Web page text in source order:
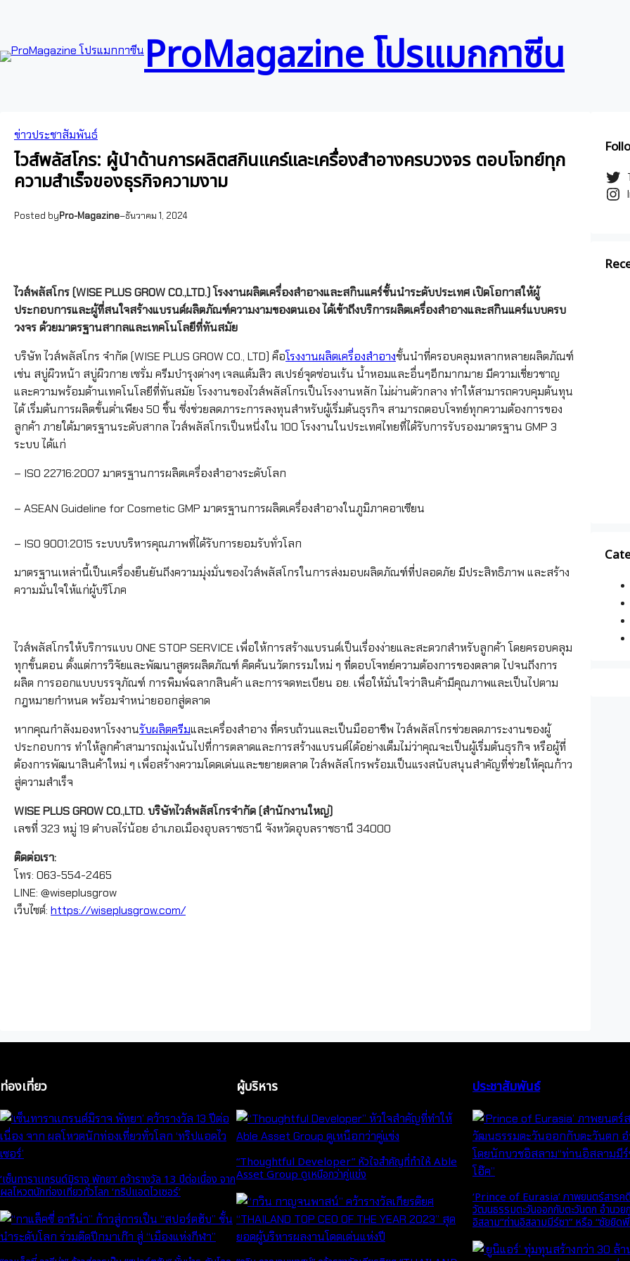
เนื้อหา
content
ProMagazine โปรแมกกาซีน
ข่าวประชาสัมพันธ์
ไวส์พลัสโกร: ผู้นำด้านการผลิตสกินแคร์และเครื่องสำอางครบวงจร ตอบโจทย์ทุก
ความสำเร็จของธุรกิจความงาม
Posted byPro-Magazine–ธันวาคม 1, 2024
ไวส์พลัสโกร (WISE PLUS GROW CO.,LTD.) โรงงานผลิตเครื่องสำอางและสกินแคร์ชั้นนำระดับประเทศ เปิดโอกาสให้ผู้
ประกอบการและผู้ที่สนใจสร้างแบรนด์ผลิตภัณฑ์ความงามของตนเอง ได้เข้าถึงบริการผลิตเครื่องสำอางและสกินแคร์แบบครบ
วงจร ด้วยมาตรฐานสากลและเทคโนโลยีที่ทันสมัย
บริษัท ไวส์พลัสโกร จำกัด (WISE PLUS GROW CO., LTD) คือโรงงานผลิตเครื่องสำอางชั้นนำที่ครอบคลุมหลากหลายผลิตภัณฑ์
เช่น สบู่ผิวหน้า สบู่ผิวกาย เซรั่ม ครีมบำรุงต่างๆ เจลแต้มสิว สเปรย์จุดซ่อนเร้น น้ำหอมและอื่นๆอีกมากมาย มีความเชี่ยวชาญ
และความพร้อมด้านเทคโนโลยีที่ทันสมัย โรงงานของไวส์พลัสโกรเป็นโรงงานหลัก ไม่ผ่านตัวกลาง ทำให้สามารถควบคุมต้นทุน
ได้ เริ่มต้นการผลิตขั้นต่ำเพียง 50 ชิ้น ซึ่งช่วยลดภาระการลงทุนสำหรับผู้เริ่มต้นธุรกิจ สามารถตอบโจทย์ทุกความต้องการของ
ลูกค้า ภายใต้มาตรฐานระดับสากล ไวส์พลัสโกรเป็นหนึ่งใน 100 โรงงานในประเทศไทยที่ได้รับการรับรองมาตรฐาน GMP 3
ระบบ ได้แก่
– ISO 22716:2007 มาตรฐานการผลิตเครื่องสำอางระดับโลก
– ASEAN Guideline for Cosmetic GMP มาตรฐานการผลิตเครื่องสำอางในภูมิภาคอาเซียน
– ISO 9001:2015 ระบบบริหารคุณภาพที่ได้รับการยอมรับทั่วโลก
มาตรฐานเหล่านี้เป็นเครื่องยืนยันถึงความมุ่งมั่นของไวส์พลัสโกรในการส่งมอบผลิตภัณฑ์ที่ปลอดภัย มีประสิทธิภาพ และสร้าง
ความมั่นใจให้แก่ผู้บริโภค
ไวส์พลัสโกรให้บริการแบบ ONE STOP SERVICE เพื่อให้การสร้างแบรนด์เป็นเรื่องง่ายและสะดวกสำหรับลูกค้า โดยครอบคลุม
ทุกขั้นตอน ตั้งแต่การวิจัยและพัฒนาสูตรผลิตภัณฑ์ คิดค้นนวัตกรรมใหม่ ๆ ที่ตอบโจทย์ความต้องการของตลาด ไปจนถึงการ
ผลิต การออกแบบบรรจุภัณฑ์ การพิมพ์ฉลากสินค้า และการจดทะเบียน อย. เพื่อให้มั่นใจว่าสินค้ามีคุณภาพและเป็นไปตาม
กฎหมายกำหนด พร้อมจำหน่ายออกสู่ตลาด
หากคุณกำลังมองหาโรงงานรับผลิตครีมและเครื่องสำอาง ที่ครบถ้วนและเป็นมืออาชีพ ไวส์พลัสโกรช่วยลดภาระงานของผู้
ประกอบการ ทำให้ลูกค้าสามารถมุ่งเน้นไปที่การตลาดและการสร้างแบรนด์ได้อย่างเต็มไม่ว่าคุณจะเป็นผู้เริ่มต้นธุรกิจ หรือผู้ที่
ต้องการพัฒนาสินค้าใหม่ ๆ เพื่อสร้างความโดดเด่นและขยายตลาด ไวส์พลัสโกรพร้อมเป็นแรงสนับสนุนสำคัญที่ช่วยให้คุณก้าว
สู่ความสำเร็จ
WISE PLUS GROW CO.,LTD. บริษัทไวส์พลัสโกรจำกัด (สำนักงานใหญ่)
เลขที่ 323 หมู่ 19 ตำบลไร่น้อย อำเภอเมืองอุบลราชธานี จังหวัดอุบลราชธานี 34000
ติดต่อเรา:
โทร: 063-554-2465
LINE: @wiseplusgrow
เว็บไซต์: https://wiseplusgrow.com/
ท่องเที่ยว
‘เซ็นทาราเเกรนด์มิราจ พัทยา’ คว้ารางวัล 13 ปีต่อเนื่อง จาก
ผลโหวตนักท่องเที่ยวทั่วโลก ‘ทริปแอดไวเซอร์’
ผู้บริหาร
“Thoughtful Developer” หัวใจสำคัญที่ทำให้ Able
Asset Group ดูเหนือกว่าคู่แข่ง
ประชาสัมพันธ์
‘Prince of Eurasia’ ภาพยนตร์สารค
วัฒนธรรมตะวันออกกับตะวันตก อำนวย
อิสลาม“ท่านอิสลามมีร์ซา” หรือ “ซัยยิดพี่